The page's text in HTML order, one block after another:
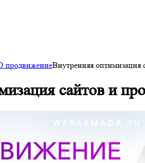
продвижениеВнутренняя оптимизация
сайтов и